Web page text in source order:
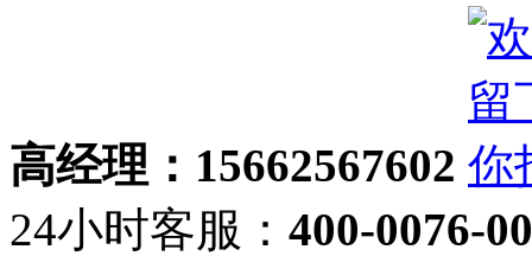
高经理：15662567602
24小时客服： 400-0076-